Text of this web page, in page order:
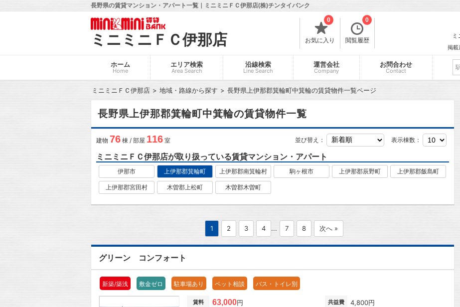
長野県の賃貸マンション・アパート一覧｜ミニミニＦＣ伊那店(株)チンタイバンク
ミニミニＦＣ伊那店 お気に入り
0
閲覧履歴
0
掲載
ホーム
Home
エリア検索
Area Search
沿線検索
Line Search
運営会社
Company
お問合わせ
Contact
ミニミニＦＣ伊那店 地域・路線から探す 長野県上伊那郡箕輪町中箕輪の賃貸物件一覧ページ
長野県上伊那郡箕輪町中箕輪の賃貸物件一覧
建物 76 棟 / 部屋 116 室 並び替え：
ミニミニＦＣ伊那店が取り扱っている賃貸マンション・アパート
伊那市 上伊那郡箕輪町 上伊那郡南箕輪村 駒ヶ根市 上伊那郡辰野町 上伊那郡飯島町
上伊那郡宮田村 木曽郡上松町 木曽郡木曽町
表示棟数：
1 2 3 4 ... 7 8 次へ »
グリーン コンフォート
新築/築浅 敷金ゼロ 駐車場あり ペット相談 バス・トイレ別
賃料 63,000円 共益費 4,800円